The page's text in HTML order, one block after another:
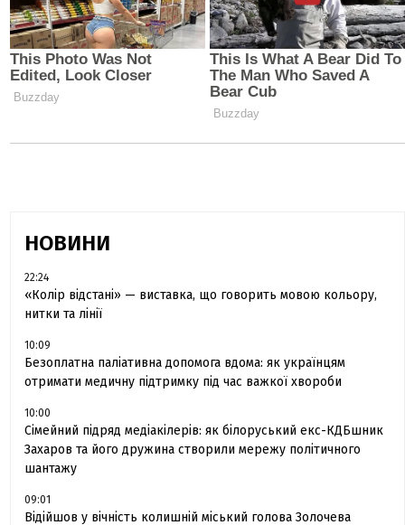
НОВИНИ
22:24
«Колір відстані» — виставка, що говорить мовою кольору,
нитки та лінії
10:09
Безоплатна паліативна допомога вдома: як українцям
отримати медичну підтримку під час важкої хвороби
10:00
Сімейний підряд медіакілерів: як білоруський екс-КДБшник
Захаров та його дружина створили мережу політичного
шантажу
09:01
Відійшов у вічність колишній міський голова Золочева